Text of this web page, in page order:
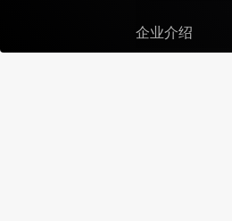
企业介绍